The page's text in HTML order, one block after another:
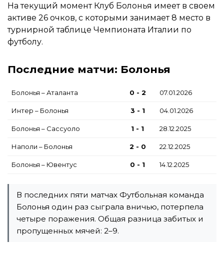
На текущий момент Клуб Болонья имеет в своем
активе 26 очков, с которыми занимает 8 место в
турнирной таблице Чемпионата Италии по
футболу.
Последние матчи: Болонья
Болонья – Аталанта 0 - 2 07.01.2026
Интер – Болонья 3 - 1 04.01.2026
Болонья – Сассуоло 1 - 1 28.12.2025
Наполи – Болонья 2 - 0 22.12.2025
Болонья – Ювентус 0 - 1 14.12.2025
В последних пяти матчах Футбольная команда
Болонья один раз сыграла вничью, потерпела
четыре поражения. Общая разница забитых и
пропущенных мячей: 2–9.